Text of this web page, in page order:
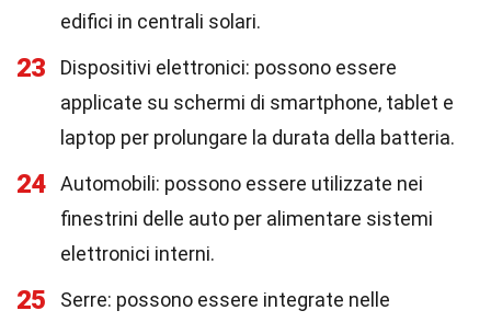
edifici in centrali solari.
23
Dispositivi elettronici: possono essere
applicate su schermi di smartphone, tablet e
laptop per prolungare la durata della batteria.
24
Automobili: possono essere utilizzate nei
finestrini delle auto per alimentare sistemi
elettronici interni.
25
Serre: possono essere integrate nelle